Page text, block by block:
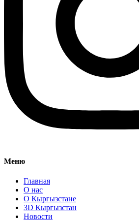
Меню
Главная
О нас
О Кыргызстане
3D Кыргызстан
Новости